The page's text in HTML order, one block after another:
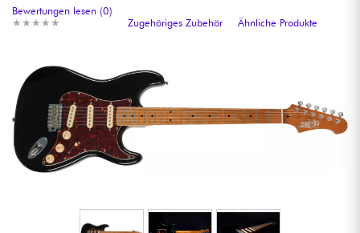
Verstärker & Effekte
Klaviere & Piano
Synths & samplers
Studio
★ ★ ★ ★ ★
★ ★ ★ ★ ★
Bewertungen lesen (0)
Zugehöriges Zubehör
Ähnliche Produkte